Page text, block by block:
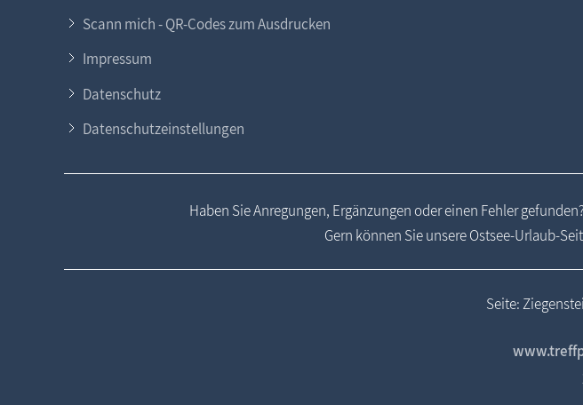
Scann mich - QR-Codes zum Ausdrucken
Impressum
Datenschutz
Datenschutzeinstellungen
Haben Sie Anregungen, Ergänzungen oder einen Fehler
Gern können Sie unsere Ostsee-Urlaub-
Seite: